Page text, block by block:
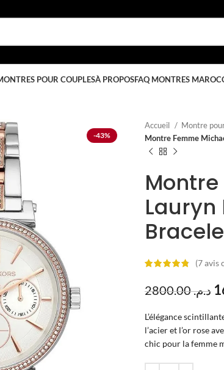
POUR COUPLESÀ PROPOSFAQ MONTRES MAROC
-43%
Accueil Montre
Montre Femme
Lauryn
(7avis
د.م.2800.00
L’élégance
l’acier et l’or rose
chic pour la femme